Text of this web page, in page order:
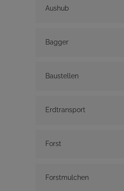
Aushub
Bagger
Baustellen
Erdtransport
Forst
Forstmulchen